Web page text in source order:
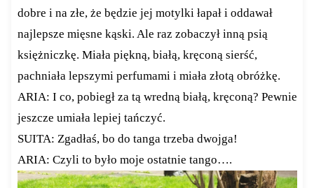
dobre i na złe, że będzie jej motylki łapał i oddawał
najlepsze mięsne kąski. Ale raz zobaczył inną psią
księżniczkę. Miała piękną, białą, kręconą sierść,
pachniała lepszymi perfumami i miała złotą obróżkę.
ARIA: I co, pobiegł za tą wredną białą, kręconą? Pewnie
jeszcze umiała lepiej tańczyć.
SUITA: Zgadłaś, bo do tanga trzeba dwojga!
ARIA: Czyli to było moje ostatnie tango….